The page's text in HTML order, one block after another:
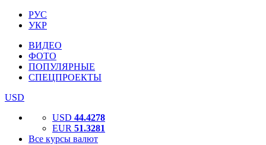
РУС
УКР
ВИДЕО
ФОТО
ПОПУЛЯРНЫЕ
СПЕЦПРОЕКТЫ
USD
USD 44.4278
EUR 51.3281
Все курсы валют